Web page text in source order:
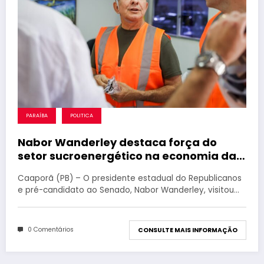
PARAÍBA POLITICA
Nabor Wanderley destaca força do
setor sucroenergético na economia da
Caaporã (PB) – O presidente estadual do Republicanos
e pré-candidato ao Senado, Nabor Wanderley, visitou…
0 Comentários CONSULTE MAIS INFORMAÇÃO